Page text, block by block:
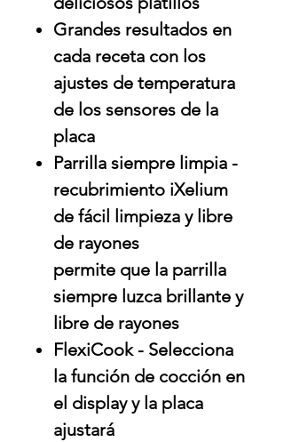
Grandes resultados en
cada receta con los
ajustes de temperatura
de los sensores de la
placa
Parrilla siempre limpia -
recubrimiento iXelium
de fácil limpieza y libre
de rayones
permite que la parrilla
siempre luzca brillante y
libre de rayones
FlexiCook - Selecciona
la función de cocción en
el display y la placa
ajustará